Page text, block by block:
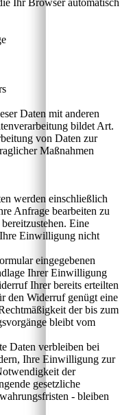
Daten mit anderen
bildet Art.
von Daten zur
Maßnahmen
werden einschließlich
Anfrage bearbeiten zu
Eine
Einwilligung nicht
eingegebenen
Ihrer Einwilligung
Ihrer bereits erteilten
den Widerruf genügt eine
der bis zum
bleibt vom
Daten verbleiben bei
Ihre Einwilligung zur
der
gesetzliche
- bleiben